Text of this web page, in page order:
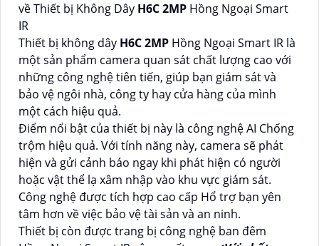
về Thiết bị Không Dây H6C 2MP Hồng Ngoại Smart
IR
Thiết bị không dây H6C 2MP Hồng Ngoại Smart IR là
một sản phẩm camera quan sát chất lượng cao với
những công nghệ tiên tiến, giúp bạn giám sát và
bảo vệ ngôi nhà, công ty hay cửa hàng của mình
một cách hiệu quả.
Điểm nổi bật của thiết bị này là công nghệ AI Chống
trộm hiệu quả. Với tính năng này, camera sẽ phát
hiện và gửi cảnh báo ngay khi phát hiện có người
hoặc vật thể lạ xâm nhập vào khu vực giám sát.
Công nghệ được tích hợp cao cấp Hổ trợ bạn yên
tâm hơn về việc bảo vệ tài sản và an ninh.
Thiết bị còn được trang bị công nghệ ban đêm